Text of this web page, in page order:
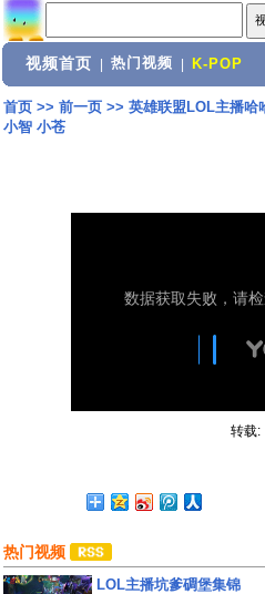
视频首页 热门视频 K-POP
首页>> 前一页>> 英雄联盟LOL主播哈
小智 小苍
转载:
热门视频
LOL主播坑爹碉堡集锦